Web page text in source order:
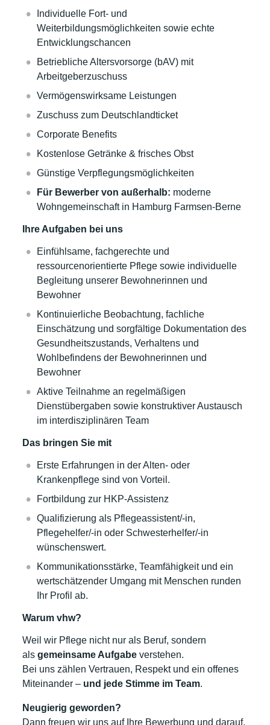
Individuelle Fort- und
Weiterbildungsmöglichkeiten sowie echte
Entwicklungschancen
Betriebliche Altersvorsorge (bAV) mit
Arbeitgeberzuschuss
Vermögenswirksame Leistungen
Zuschuss zum Deutschlandticket
Corporate Benefits
Kostenlose Getränke & frisches Obst
Günstige Verpflegungsmöglichkeiten
Für Bewerber von außerhalb: moderne
Wohngemeinschaft in Hamburg Farmsen-Berne
Ihre Aufgaben bei uns
Einfühlsame, fachgerechte und
ressourcenorientierte Pflege sowie individuelle
Begleitung unserer Bewohnerinnen und
Bewohner
Kontinuierliche Beobachtung, fachliche
Einschätzung und sorgfältige Dokumentation des
Gesundheitszustands, Verhaltens und
Wohlbefindens der Bewohnerinnen und
Bewohner
Aktive Teilnahme an regelmäßigen
Dienstübergaben sowie konstruktiver Austausch
im interdisziplinären Team
Das bringen Sie mit
Erste Erfahrungen in der Alten- oder
Krankenpflege sind von Vorteil.
Fortbildung zur HKP-Assistenz
Qualifizierung als Pflegeassistent/-in,
Pflegehelfer/-in oder Schwesterhelfer/-in
wünschenswert.
Kommunikationsstärke, Teamfähigkeit und ein
wertschätzender Umgang mit Menschen runden
Ihr Profil ab.
Warum vhw?
Weil wir Pflege nicht nur als Beruf, sondern
alsgemeinsame Aufgabe verstehen.
Bei uns zählen Vertrauen, Respekt und ein offenes
Miteinander – und jede Stimme im Team.
Neugierig geworden?
Dann freuen wir uns auf Ihre Bewerbung und darauf,